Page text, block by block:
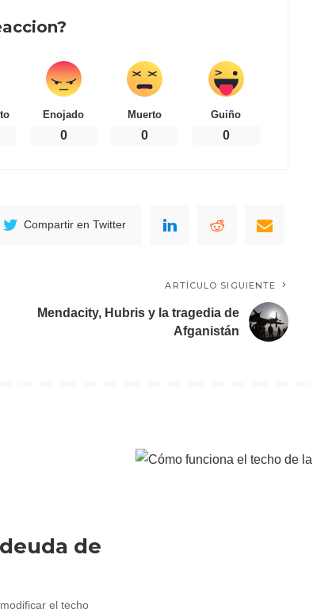
Enojado
0
Muerto
0
Guiño
0
Compartir en Twitter
ARTÍCULO SIGUIENTE
Mendacity, Hubris y la tragedia de
Afganistán
de
el techo